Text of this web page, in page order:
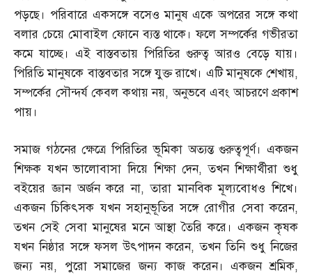
পড়ছে। পরিবারে একসঙ্গে বসেও মানুষ একে অপরের সঙ্গে কথা
বলার চেয়ে মোবাইল ফোনে ব্যস্ত থাকে। ফলে সম্পর্কের গভীরতা
কমে যাচ্ছে। এই বাস্তবতায় পিরিতির গুরুত্ব আরও বেড়ে যায়।
পিরিতি মানুষকে বাস্তবতার সঙ্গে যুক্ত রাখে। এটি মানুষকে শেখায়,
সম্পর্কের সৌন্দর্য কেবল কথায় নয়,অনুভবে এবং আচরণে প্রকাশ
পায়।
সমাজ গঠনের ক্ষেত্রে পিরিতির ভূমিকা অত্যন্ত গুরুত্বপূর্ণ। একজন
শিক্ষক যখন ভালোবাসা দিয়ে শিক্ষা দেন,তখন শিক্ষার্থীরা শুধু
বইয়ের জ্ঞান অর্জন করে না,তারা মানবিক মূল্যবোধও শিখে।
একজন চিকিৎসক যখন সহানুভূতির সঙ্গে রোগীর সেবা করেন,
তখন সেই সেবা মানুষের মনে আস্থা তৈরি করে। একজন কৃষক
যখন নিষ্ঠার সঙ্গে ফসল উৎপাদন করেন,তখন তিনি শুধু নিজের
জন্য নয়, পুরো সমাজের জন্য কাজ করেন। একজন শ্রমিক,